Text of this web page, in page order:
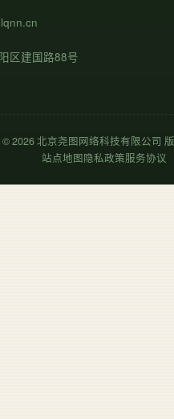
区建国路88号
©2026北京尧图网络科技有限公司
站点地图隐私政策服务协议